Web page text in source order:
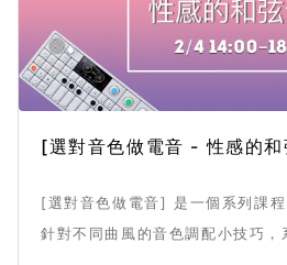
[選對音色做電音 - 性感的
[選對音色做電音] 是一個系列課
針對不同曲風的音色調配小技巧